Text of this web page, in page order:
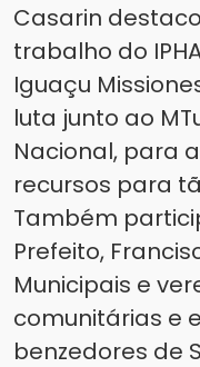
Casarin
trabalho do
Iguaçu
luta junto ao
Nacional, para
recursos para
Também
Prefeito,
Municipais e
comunitárias e
benzedores de